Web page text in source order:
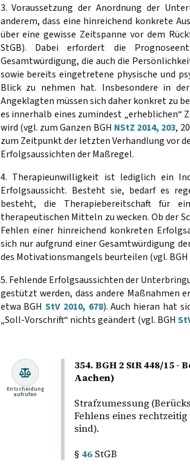
3. Voraussetzung der Anordnung der
anderem, dass eine hinreichend konkrete
über eine gewisse Zeitspanne vor dem
StGB). Dabei erfordert die
Gesamtwürdigung, die auch die
sowie bereits eingetretene physische und
Blick zu nehmen hat. Insbesondere in
Angeklagten müssen sich daher konkret zu
es innerhalb eines zumindest
wird (vgl. zum Ganzen BGH NStZ 2014, 203,
zum Zeitpunkt der letzten Verhandlung vor
Erfolgsaussichten der Maßregel.
4. Therapieunwilligkeit ist lediglich ein
Erfolgsaussicht. Besteht sie, bedarf es
besteht, die Therapiebereitschaft für
therapeutischen Mitteln zu wecken. Ob der
Fehlen einer hinreichend konkreten
sich nur aufgrund einer Gesamtwürdigung
des Motivationsmangels beurteilen (vgl. BGH
5. Fehlende Erfolgsaussichten der
gestützt werden, dass andere Maßnahmen
etwa BGHStV 2010, 678). Auch hieran hat
„Soll-Vorschrift“ nichts geändert (vgl. BGH
354. BGH 2 StR 448/15 -
Aachen)
Strafzumessung
Fehlens eines
sind).
§ 46StGB
Entscheidung
aufrufen